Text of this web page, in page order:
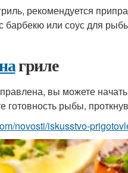
рекомендуется
барбекю или соус для
гриле
вы можете
готовность рыбы,
novosti/iskusstvo-